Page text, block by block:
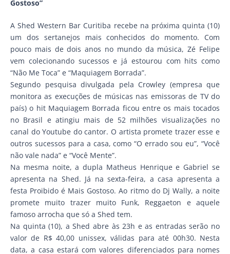
Gostoso”
A Shed Western Bar Curitiba recebe na próxima quinta (10)
um dos sertanejos mais conhecidos do momento. Com
pouco mais de dois anos no mundo da música, Zé Felipe
vem colecionando sucessos e já estourou com hits como
“Não Me Toca” e “Maquiagem Borrada”.
Segundo pesquisa divulgada pela Crowley (empresa que
monitora as execuções de músicas nas emissoras de TV do
país) o hit Maquiagem Borrada ficou entre os mais tocados
no Brasil e atingiu mais de 52 milhões visualizações no
canal do Youtube do cantor. O artista promete trazer esse e
outros sucessos para a casa, como “O errado sou eu”, “Você
não vale nada” e “Você Mente”.
Na mesma noite, a dupla Matheus Henrique e Gabriel se
apresenta na Shed. Já na sexta-feira, a casa apresenta a
festa Proibido é Mais Gostoso. Ao ritmo do Dj Wally, a noite
promete muito trazer muito Funk, Reggaeton e aquele
famoso arrocha que só a Shed tem.
Na quinta (10), a Shed abre às 23h e as entradas serão no
valor de R$ 40,00 unissex, válidas para até 00h30. Nesta
data, a casa estará com valores diferenciados para nomes